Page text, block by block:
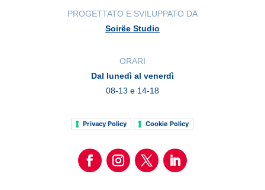
PROGETTATO E SVILUPPATO DA
Soirëe Studio
ORARI
Dal lunedì al venerdì
08-13 e 14-18
Privacy Policy Cookie Policy